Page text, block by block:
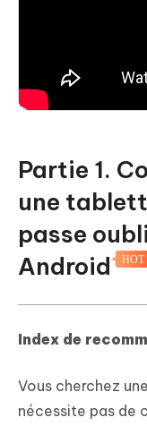
Partie 1.
une
passe
Android
HOT
Index de
Vous cherchez
nécessite pas de